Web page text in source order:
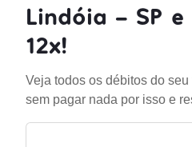
Lindóia - SP e
12x!
Veja todos os débitos do
sem pagar nada por isso e